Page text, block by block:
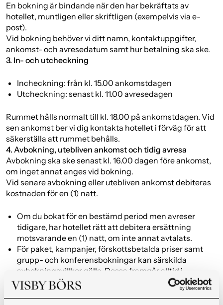
En bokning är bindande när den har bekräftats av
hotellet, muntligen eller skriftligen (exempelvis via e-
post).
Vid bokning behöver vi ditt namn, kontaktuppgifter,
ankomst- och avresedatum samt hur betalning ska ske.
3. In- och utcheckning
Incheckning: från kl. 15.00 ankomstdagen
Utcheckning: senast kl. 11.00 avresedagen
Rummet hålls normalt till kl. 18.00 på ankomstdagen. Vid
sen ankomst ber vi dig kontakta hotellet i förväg för att
säkerställa att rummet behålls.
4. Avbokning, utebliven ankomst och tidig avresa
Avbokning ska ske senast kl. 16.00 dagen före ankomst,
om inget annat anges vid bokning.
Vid senare avbokning eller utebliven ankomst debiteras
kostnaden för en (1) natt.
Om du bokat för en bestämd period men avreser
tidigare, har hotellet rätt att debitera ersättning
motsvarande en (1) natt, om inte annat avtalats.
För paket, kampanjer, förskottsbetalda priser samt
grupp- och konferensbokningar kan särskilda
avbokningsvillkor gälla. Dessa framgår alltid i
samband med bokning.